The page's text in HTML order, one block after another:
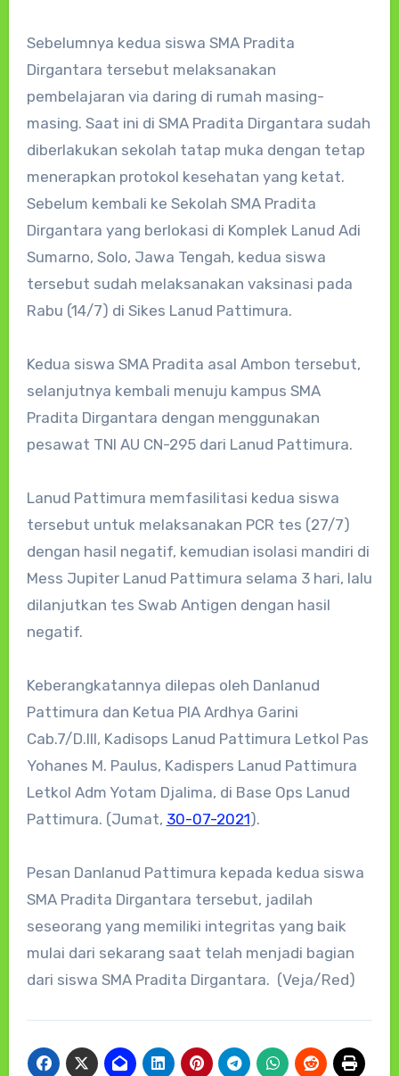
Sebelumnya kedua siswa SMA Pradita
Dirgantara tersebut melaksanakan
pembelajaran via daring di rumah masing-
masing. Saat ini di SMA Pradita Dirgantara sudah
diberlakukan sekolah tatap muka dengan tetap
menerapkan protokol kesehatan yang ketat.
Sebelum kembali ke Sekolah SMA Pradita
Dirgantara yang berlokasi di Komplek Lanud Adi
Sumarno, Solo, Jawa Tengah, kedua siswa
tersebut sudah melaksanakan vaksinasi pada
Rabu (14/7) di Sikes Lanud Pattimura.
Kedua siswa SMA Pradita asal Ambon tersebut,
selanjutnya kembali menuju kampus SMA
Pradita Dirgantara dengan menggunakan
pesawat TNI AU CN-295 dari Lanud Pattimura.
Lanud Pattimura memfasilitasi kedua siswa
tersebut untuk melaksanakan PCR tes (27/7)
dengan hasil negatif, kemudian isolasi mandiri di
Mess Jupiter Lanud Pattimura selama 3 hari, lalu
dilanjutkan tes Swab Antigen dengan hasil
negatif.
Keberangkatannya dilepas oleh Danlanud
Pattimura dan Ketua PIA Ardhya Garini
Cab.7/D.III, Kadisops Lanud Pattimura Letkol Pas
Yohanes M. Paulus, Kadispers Lanud Pattimura
Letkol Adm Yotam Djalima, di Base Ops Lanud
Pattimura. (Jumat, 30-07-2021).
Pesan Danlanud Pattimura kepada kedua siswa
SMA Pradita Dirgantara tersebut, jadilah
seseorang yang memiliki integritas yang baik
mulai dari sekarang saat telah menjadi bagian
dari siswa SMA Pradita Dirgantara. (Veja/Red)